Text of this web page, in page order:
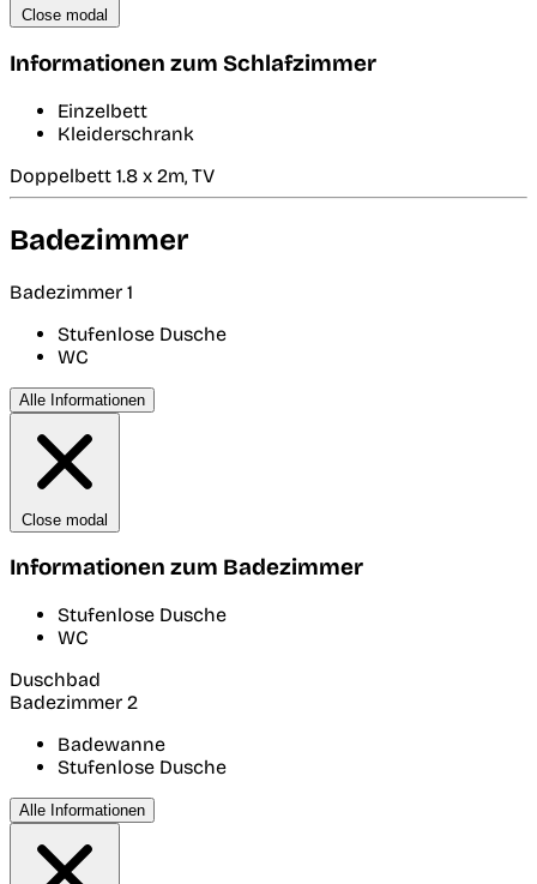
Close modal
Informationen zum Schlafzimmer
Einzelbett
Kleiderschrank
Doppelbett 1.8 x 2m, TV
Badezimmer
Badezimmer 1
Stufenlose Dusche
WC
Alle Informationen
Close modal
Informationen zum Badezimmer
Stufenlose Dusche
WC
Duschbad
Badezimmer 2
Badewanne
Stufenlose Dusche
Alle Informationen